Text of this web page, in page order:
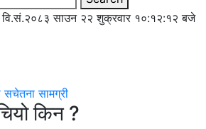
वि.सं.२०८३ साउन २२ शुक्रवार १०:१२:१२ बजे
किन ?